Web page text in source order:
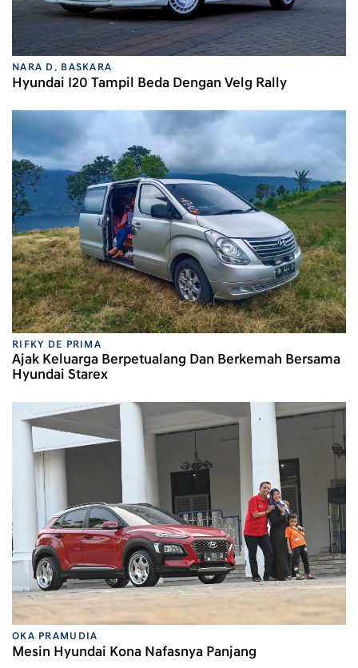
NARA D. BASKARA
Hyundai I20 Tampil Beda Dengan Velg Rally
RIFKY DE PRIMA
Ajak Keluarga Berpetualang Dan Berkemah Bersama
Hyundai Starex
OKA PRAMUDIA
Mesin Hyundai Kona Nafasnya Panjang